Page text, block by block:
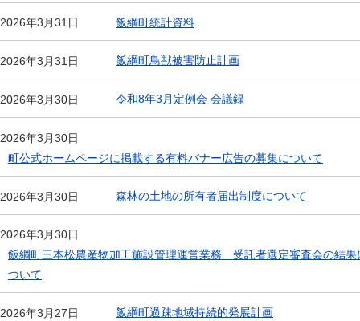
2026年3月31日 飯綱町統計資料
2026年3月31日 飯綱町鳥獣被害防止計画
2026年3月30日 令和8年3月定例会 会議録
2026年3月30日
町公式ホームページに掲載する有料バナー広告の募集について
2026年3月30日 森林の土地の所有者届出制度について
2026年3月30日
飯綱町三本松農産物加工施設管理運営業務 受託者選定審査会の結果
ついて
2026年3月27日 飯綱町過疎地域持続的発展計画